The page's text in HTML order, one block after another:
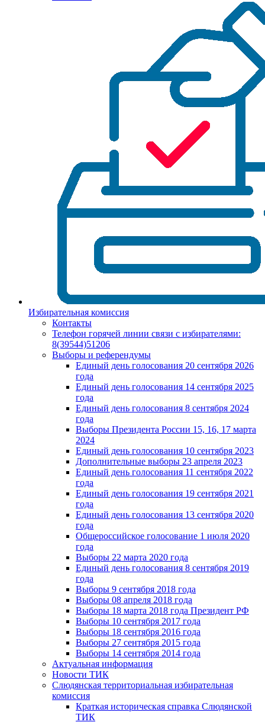
Избирательная комиссия
Контакты
Телефон горячей линии связи с избирателями:
8(39544)51206
Выборы и референдумы
Единый день голосования 20 сентября 2026
года
Единый день голосования 14 сентября 2025
года
Единый день голосования 8 сентября 2024
года
Выборы Президента России 15, 16, 17 марта
2024
Единый день голосования 10 сентября 2023
Дополнительные выборы 23 апреля 2023
Единый день голосования 11 сентября 2022
года
Единый день голосования 19 сентября 2021
года
Единый день голосования 13 сентября 2020
года
Общероссийское голосование 1 июля 2020
года
Выборы 22 марта 2020 года
Единый день голосования 8 сентября 2019
года
Выборы 9 сентября 2018 года
Выборы 08 апреля 2018 года
Выборы 18 марта 2018 года Президент РФ
Выборы 10 сентября 2017 года
Выборы 18 сентября 2016 года
Выборы 27 сентября 2015 года
Выборы 14 сентября 2014 года
Актуальная информация
Новости ТИК
Слюдянская территориальная избирательная
комиссия
Краткая историческая справка Слюдянской
ТИК